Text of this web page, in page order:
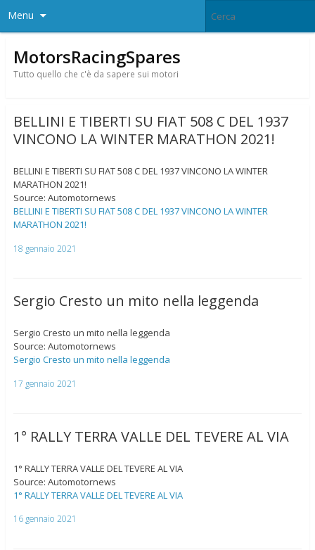
Menu
MotorsRacingSpares
Tutto quello che c'è da sapere sui motori
BELLINI E TIBERTI SU FIAT 508 C DEL 1937
VINCONO LA WINTER MARATHON 2021!
BELLINI E TIBERTI SU FIAT 508 C DEL 1937 VINCONO LA WINTER
MARATHON 2021!
Source: Automotornews
BELLINI E TIBERTI SU FIAT 508 C DEL 1937 VINCONO LA WINTER
MARATHON 2021!
18 gennaio 2021
Sergio Cresto un mito nella leggenda
Sergio Cresto un mito nella leggenda
Source: Automotornews
Sergio Cresto un mito nella leggenda
17 gennaio 2021
1° RALLY TERRA VALLE DEL TEVERE AL VIA
1° RALLY TERRA VALLE DEL TEVERE AL VIA
Source: Automotornews
1° RALLY TERRA VALLE DEL TEVERE AL VIA
16 gennaio 2021